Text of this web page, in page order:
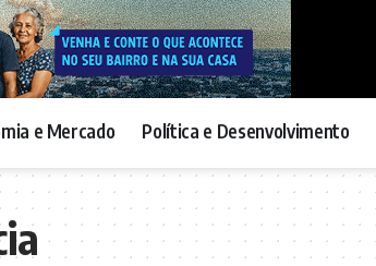
e Mercado Política e Desenvolvimento